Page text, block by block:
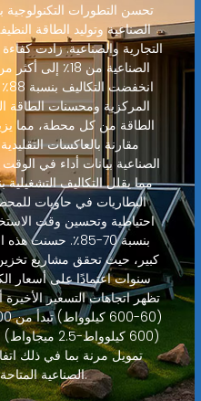
تحسن التطورات التكنولوجية
الصناعية وتوليد الطاقة
التجارية والصناعية. زادت
المركزية ومحسنات الطاقة
مقارنة بالعاكسات
الصناعية بيانات أداء في الوقت
البطاريات في حاويات
احتياطية وتحسين وقت
بنسبة 70-85٪.
سنوات اعتمادًا على أسعار
تظهر اتجاهات التسعير
تمويل مرنة بما في ذلك
الصناعية المتاحة للمشاريع التجارية.